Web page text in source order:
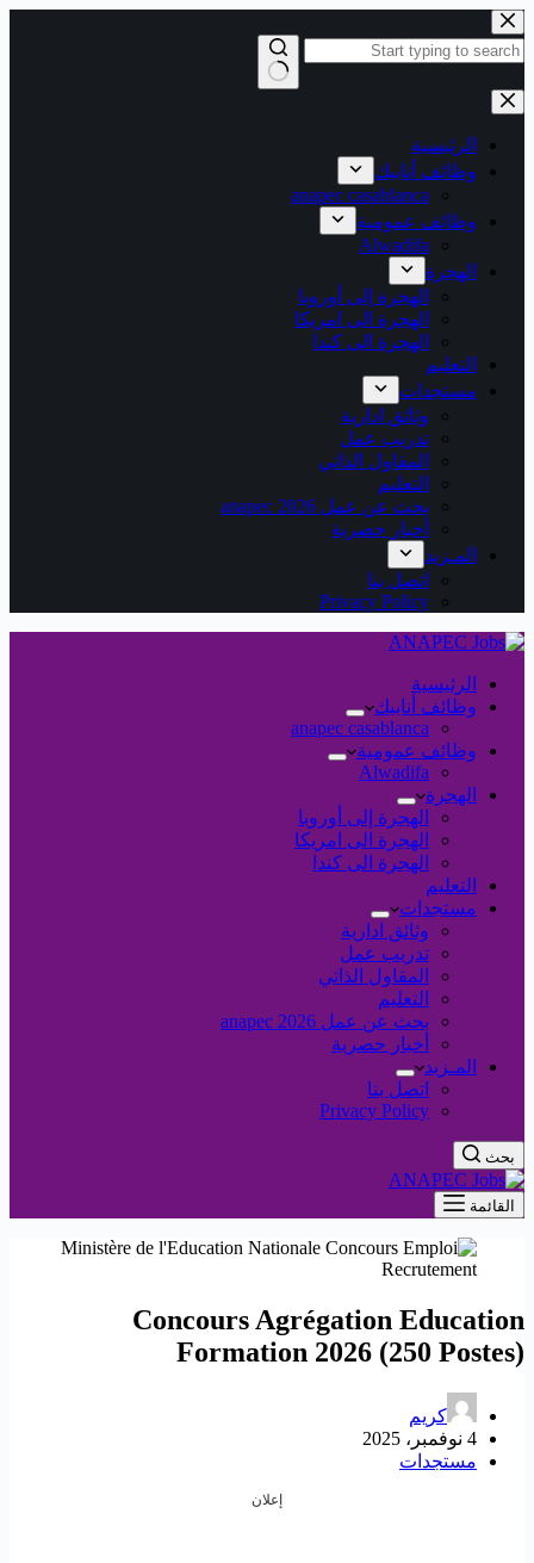
التجاوز
إلى
المحتوى
نتائج
الرئيسية
وظائف أنابيك
anapec casablanca
وظائف عمومية
Alwadifa
الهجرة
الهجرة إلى أوروبا
الهجرة الى امريكا
الهجرة الى كندا
التعليم
مستجدات
وثائق ادارية
تدريب عمل
المقاول الذاتي
التعليم
بحث عن عمل 2026 anapec
أخبار حصرية
المـزيد
اتصل بنا
Privacy Policy
الرئيسية
وظائف أنابيك
anapec casablanca
وظائف عمومية
Alwadifa
الهجرة
الهجرة إلى أوروبا
الهجرة الى امريكا
الهجرة الى كندا
التعليم
مستجدات
وثائق ادارية
تدريب عمل
المقاول الذاتي
التعليم
بحث عن عمل 2026 anapec
أخبار حصرية
المـزيد
اتصل بنا
Privacy Policy
بحث
القائمة
Concours Agrégation Education
Formation 2026 (250 Postes)
كريم
4 نوفمبر، 2025
مستجدات
إعلان